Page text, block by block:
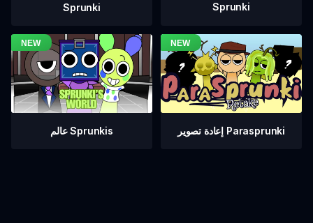
Sprunki
Sprunki
عالم Sprunkis إعادة تصوير Parasprunki